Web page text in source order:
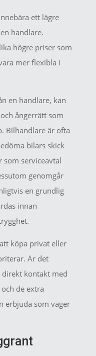
ett lägre
handlare.
högre priser som
mer flexibla i
en handlare, kan
ångerrätt som
Bilhandlare är ofta
bilars skick
som serviceavtal
genomgår
en grundlig
innan
köpa privat eller
Är det
kontakt med
de extra
erbjuda som väger